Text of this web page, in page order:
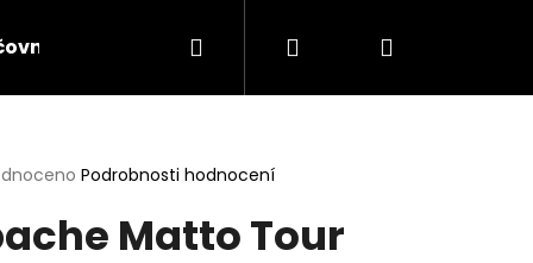
lyží a elektrokol Servis lyží
Přihlášení
Podrobnosti hodnocení
Matto Tour